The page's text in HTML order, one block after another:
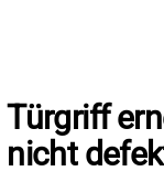
Türgriff
nicht